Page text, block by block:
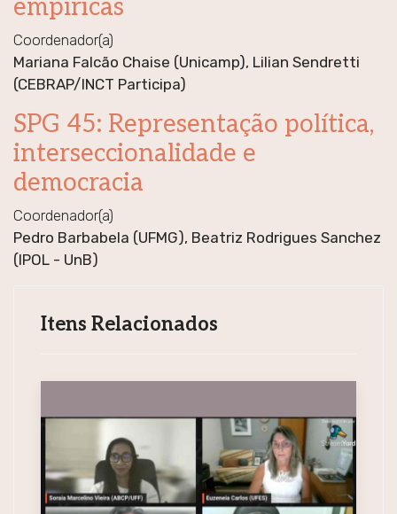
empíricas
Coordenador(a)
Mariana Falcão Chaise (Unicamp), Lilian Sendretti
(CEBRAP/INCT Participa)
SPG 45: Representação política,
interseccionalidade e
democracia
Coordenador(a)
Pedro Barbabela (UFMG), Beatriz Rodrigues Sanchez
(IPOL - UnB)
Itens Relacionados